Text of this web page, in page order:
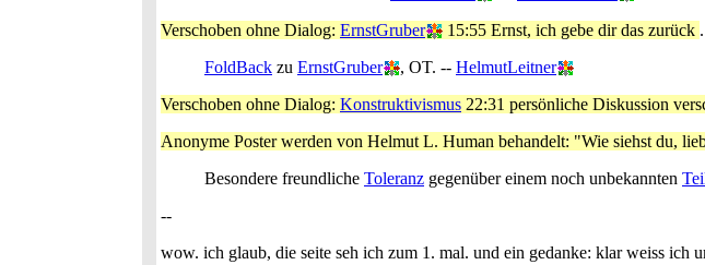
Verschoben ohne Dialog: ErnstGruber 15:55 Ernst, ich gebe dir das zurück
FoldBack zu ErnstGruber , OT. -- HelmutLeitner
Verschoben ohne Dialog: Konstruktivismus 22:31 persönliche Diskussion
Anonyme Poster werden von Helmut L. Human behandelt: "Wie siehst du,
Besondere freundliche Toleranz gegenüber einem noch unbekannten
--
wow. ich glaub, die seite seh ich zum 1. mal. und ein gedanke: klar weiss ich